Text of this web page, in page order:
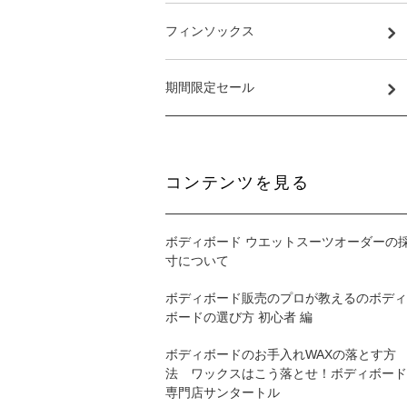
フィンソックス
期間限定セール
コンテンツを見る
ボディボード ウエットスーツオーダーの
寸について
ボディボード販売のプロが教えるのボディ
ボードの選び方 初心者 編
ボディボードのお手入れWAXの落とす方
法 ワックスはこう落とせ！ボディボード
専門店サンタートル